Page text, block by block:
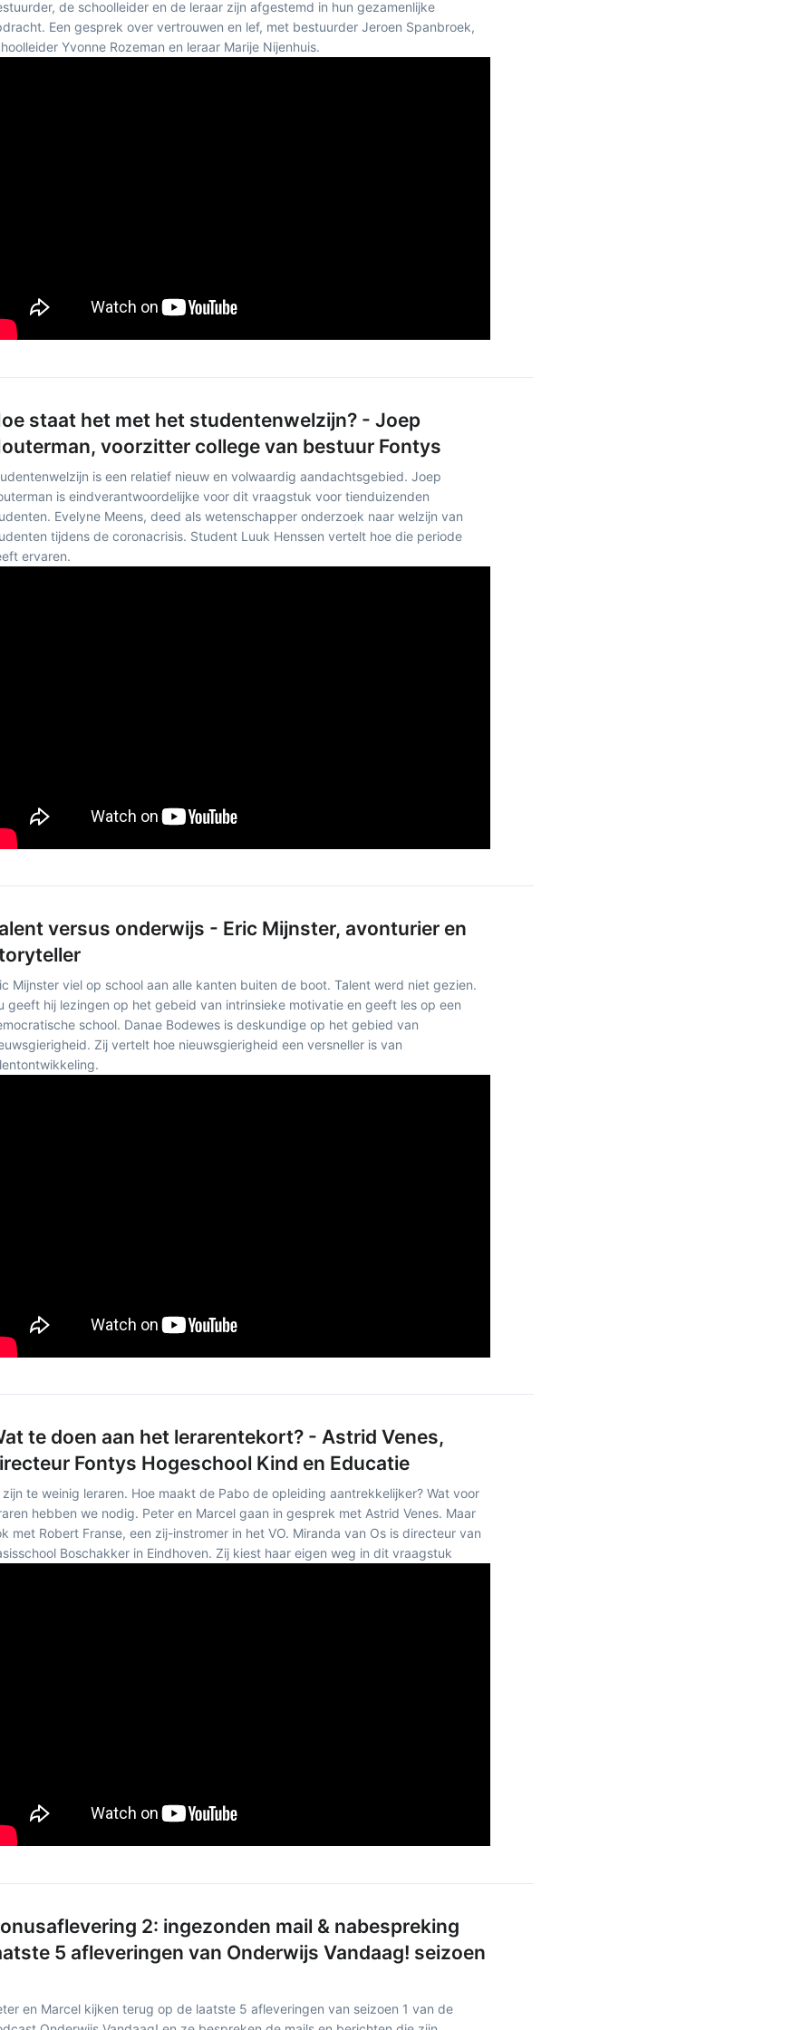
de schoolleider en de leraar zijn afgestemd in hun gezamenlijke
Een gesprek over vertrouwen en lef, met bestuurder Jeroen Spanbroek,
Yvonne Rozeman en leraar Marije Nijenhuis.
staat het met het studentenwelzijn? - Joep
voorzitter college van bestuur Fontys
is een relatief nieuw en volwaardig aandachtsgebied. Joep
is eindverantwoordelijke voor dit vraagstuk voor tienduizenden
Evelyne Meens, deed als wetenschapper onderzoek naar welzijn van
tijdens de coronacrisis. Student Luuk Henssen vertelt hoe die periode
ervaren.
versus onderwijs - Eric Mijnster, avonturier en
Mijnster viel op school aan alle kanten buiten de boot. Talent werd niet gezien.
geeft hij lezingen op het gebeid van intrinsieke motivatie en geeft les op een
school. Danae Bodewes is deskundige op het gebied van
Zij vertelt hoe nieuwsgierigheid een versneller is van
te doen aan het lerarentekort? - Astrid Venes,
Fontys Hogeschool Kind en Educatie
zijn te weinig leraren. Hoe maakt de Pabo de opleiding aantrekkelijker? Wat voor
hebben we nodig. Peter en Marcel gaan in gesprek met Astrid Venes. Maar
met Robert Franse, een zij-instromer in het VO. Miranda van Os is directeur van
Boschakker in Eindhoven. Zij kiest haar eigen weg in dit vraagstuk
2: ingezonden mail & nabespreking
5 afleveringen van Onderwijs Vandaag! seizoen
en Marcel kijken terug op de laatste 5 afleveringen van seizoen 1 van de